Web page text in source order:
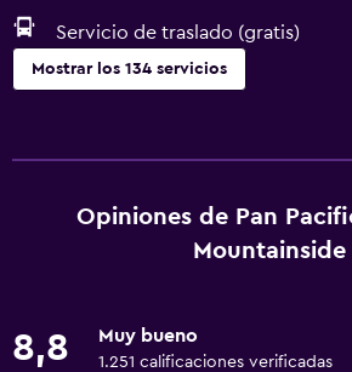
Servicio de traslado (gratis)
Mostrar los 134 servicios
Copas
Tetera eléctrica
Lavavajillas
Opiniones de Pan
Mountainside
8,8 Muy bueno
1.251 calificaciones verificadas